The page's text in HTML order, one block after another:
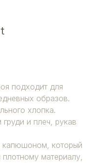
подходит для
образов.
хлопка.
и плеч, рукав
который
материалу,